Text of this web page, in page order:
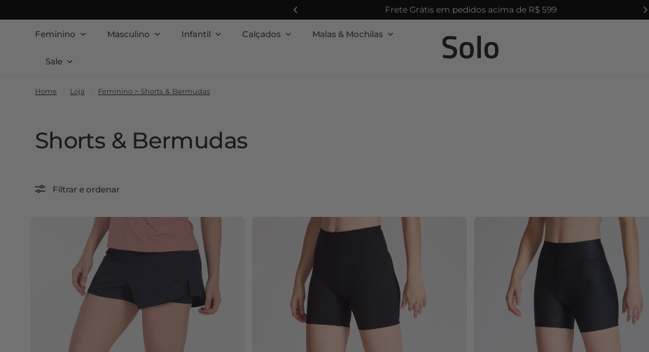
Viaje com menos peso e mais liberdade
Feminino Masculino Infantil Calçados Malas & Mochilas
Sale
Home Loja Feminino > Shorts & Bermudas
Shorts & Bermudas
Filtrar e ordenar